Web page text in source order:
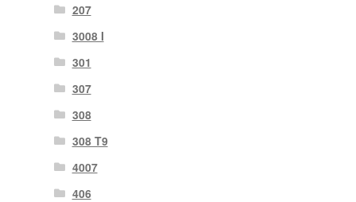
207
3008 I
301
307
308
308 T9
4007
406